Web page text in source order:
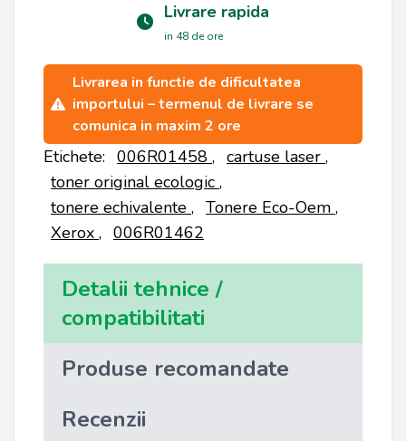
Livrare rapida
in 48 de ore
Livrarea in functie de dificultatea
importului – termenul de livrare se
comunica in maxim 2 ore
Etichete: 006R01458 , cartuse laser ,
toner original ecologic ,
tonere echivalente , Tonere Eco-Oem ,
Xerox , 006R01462
Detalii tehnice /
compatibilitati
Produse recomandate
Recenzii